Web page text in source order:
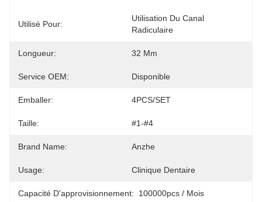
Utilisé Pour:
Utilisation Du Canal
Radiculaire
Longueur: 32 Mm
Service OEM: Disponible
Emballer: 4PCS/SET
Taille: #1-#4
Brand Name: Anzhe
Usage: Clinique Dentaire
Capacité D'approvisionnement: 100000pcs / Mois